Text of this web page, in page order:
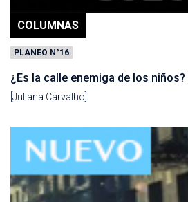
COLUMNAS
PLANEO N°16
¿Es la calle enemiga de los niños?
[Juliana Carvalho]